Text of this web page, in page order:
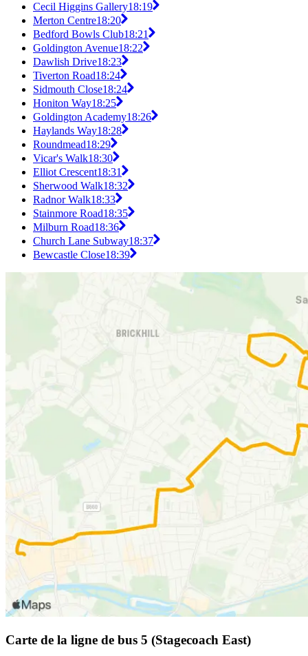
Cecil Higgins Gallery18:19
Merton Centre18:20
Bedford Bowls Club18:21
Goldington Avenue18:22
Dawlish Drive18:23
Tiverton Road18:24
Sidmouth Close18:24
Honiton Way18:25
Goldington Academy18:26
Haylands Way18:28
Roundmead18:29
Vicar's Walk18:30
Elliot Crescent18:31
Sherwood Walk18:32
Radnor Walk18:33
Stainmore Road18:35
Milburn Road18:36
Church Lane Subway18:37
Bewcastle Close18:39
Carte de la ligne de bus 5 (Stagecoach East)